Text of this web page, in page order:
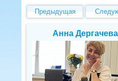
Предыдущая
Елена Валуева